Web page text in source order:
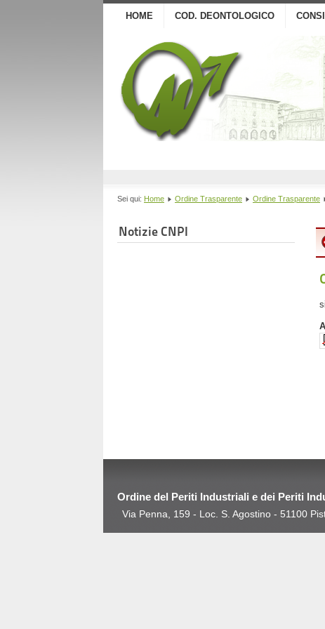
HOME COD. DEONTOLOGICO
Sei qui: Home Ordine Trasparente Ordine Trasparente
Notizie CNPI
Ordine del Periti Industriali e dei Periti
Via Penna, 159 - Loc. S. Agostino - 51100